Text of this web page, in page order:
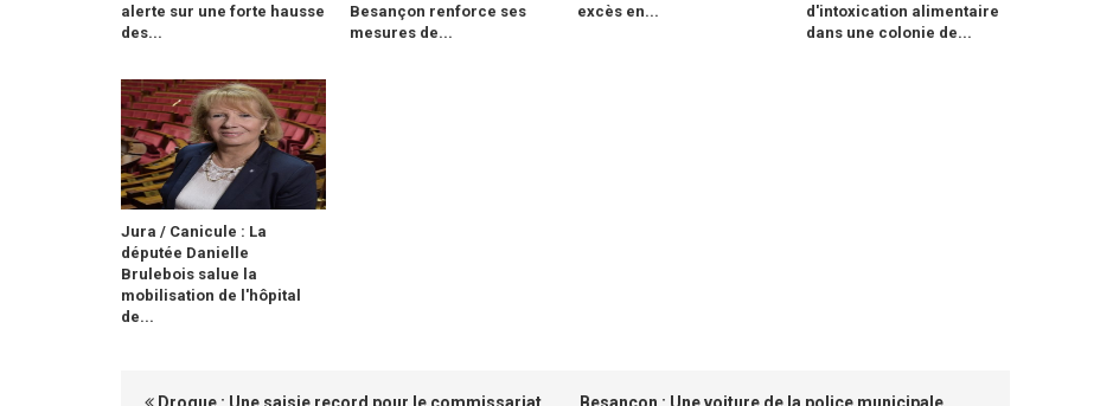
alerte sur une forte hausse
des...
Besançon renforce ses
mesures de...
excès en...
d'intoxication alimentaire
dans une colonie de...
Jura / Canicule : La
députée Danielle
Brulebois salue la
mobilisation de l'hôpital
de...